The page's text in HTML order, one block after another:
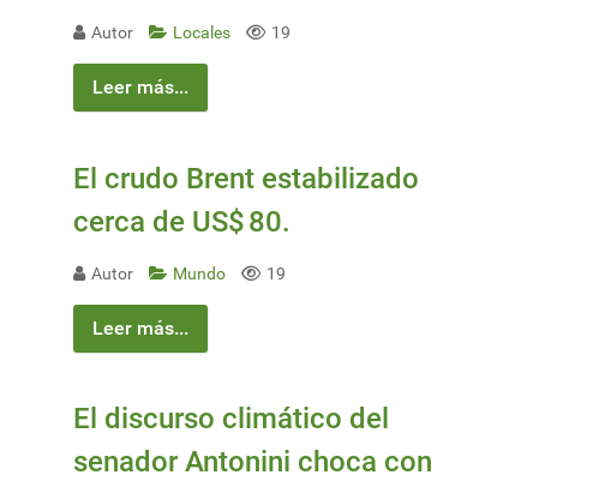
Autor Locales 19
Leer más...
El crudo Brent estabilizado
cerca de US$ 80.
Autor Mundo 19
Leer más...
El discurso climático del
senador Antonini choca con